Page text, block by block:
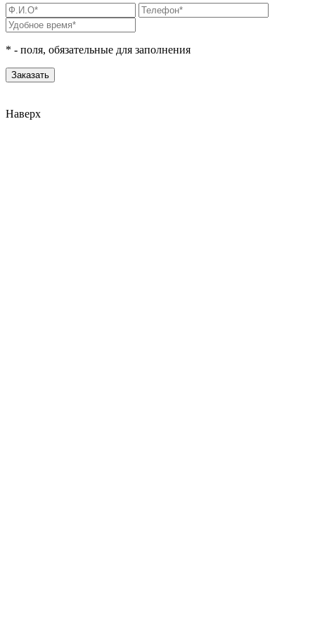
* - поля, обязательные для заполнения
Наверх